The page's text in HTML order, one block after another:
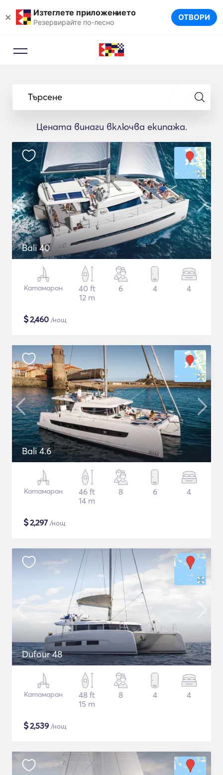
× Изтеглете приложението
Резервирайте по-лесно ОТВОРИ
Търсене
Цената винаги включва екипажа.
Bali 40
Катамаран
40 ft
12 m
6 4 4
$2,460 /нощ
Bali 4.6
Катамаран
46 ft
14 m
8 6 4
$2,297 /нощ
Dufour 48
Катамаран
48 ft
15 m
8 4 4
$2,539 /нощ